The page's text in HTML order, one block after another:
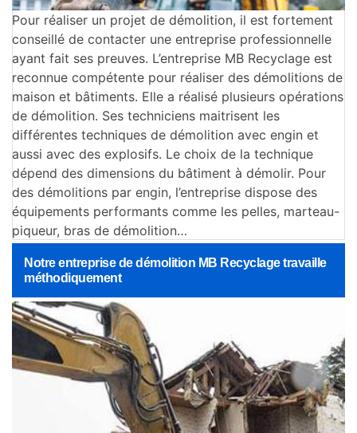
Pour réaliser un projet de démolition, il est fortement
conseillé de contacter une entreprise professionnelle
ayant fait ses preuves. L’entreprise MB Recyclage est
reconnue compétente pour réaliser des démolitions de
maison et bâtiments. Elle a réalisé plusieurs opérations
de démolition. Ses techniciens maitrisent les
différentes techniques de démolition avec engin et
aussi avec des explosifs. Le choix de la technique
dépend des dimensions du bâtiment à démolir. Pour
des démolitions par engin, l’entreprise dispose des
équipements performants comme les pelles, marteau-
piqueur, bras de démolition…
Notre entreprise de démolition MB Recyclage travaille
méthodiquement